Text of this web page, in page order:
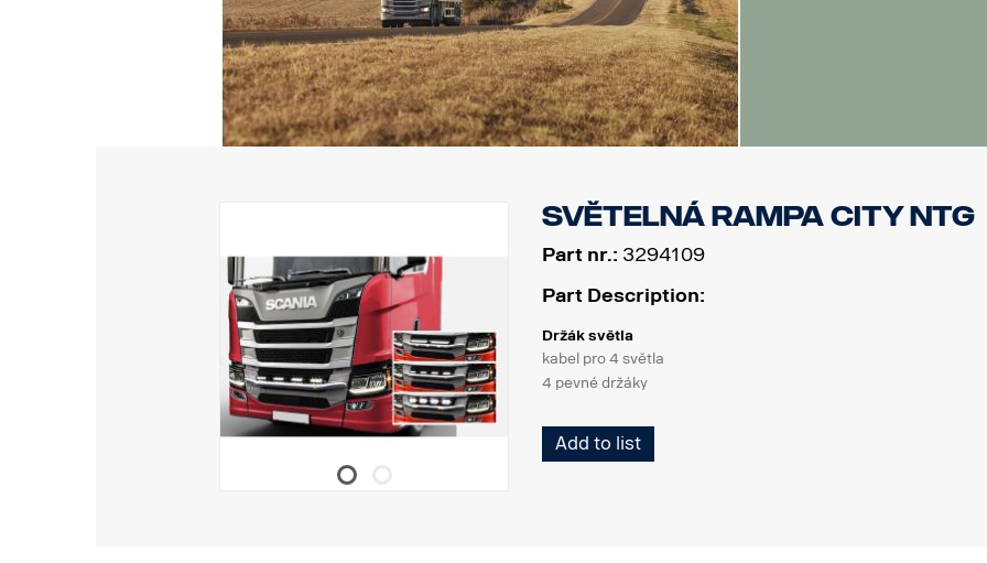
Světelná rampa City NTG
Part nr.: 3294109
Part Description:
Držák světla
kabel pro 4 světla
4 pevné držáky
Materiál AISI304
Add to list